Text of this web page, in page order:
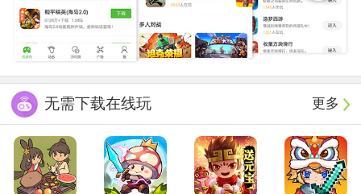
更多
无需下载在线玩